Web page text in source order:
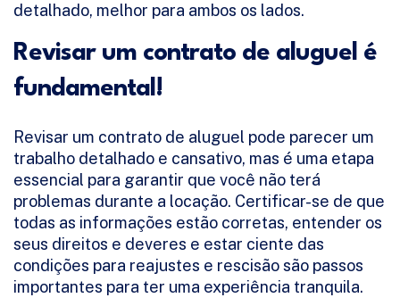
detalhado, melhor para ambos os lados.
Revisar um contrato de aluguel é
fundamental!
Revisar um contrato de aluguel pode parecer um
trabalho detalhado e cansativo, mas é uma etapa
essencial para garantir que você não terá
problemas durante a locação. Certificar-se de que
todas as informações estão corretas, entender os
seus direitos e deveres e estar ciente das
condições para reajustes e rescisão são passos
importantes para ter uma experiência tranquila.